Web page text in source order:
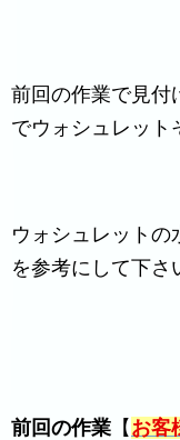
前回の作業で見付
でウォシュレット
ウォシュレットの
を参考にして下さ
前回の作業 【 お客